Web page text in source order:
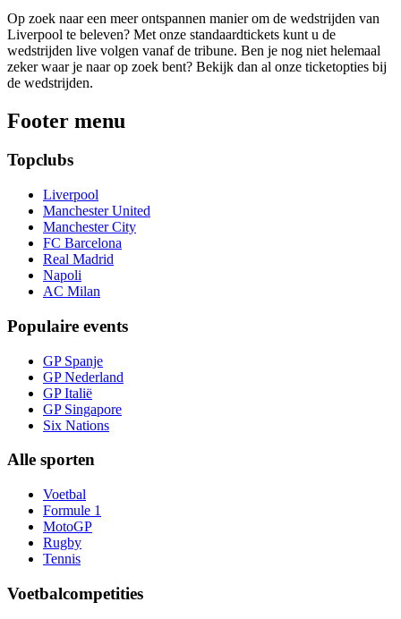
Op zoek naar een meer ontspannen manier om de wedstrijden van
Liverpool te beleven? Met onze standaardtickets kunt u de
wedstrijden live volgen vanaf de tribune. Ben je nog niet helemaal
zeker waar je naar op zoek bent? Bekijk dan al onze ticketopties bij
de wedstrijden.
Footer menu
Topclubs
Liverpool
Manchester United
Manchester City
FC Barcelona
Real Madrid
Napoli
AC Milan
Populaire events
GP Spanje
GP Nederland
GP Italië
GP Singapore
Six Nations
Alle sporten
Voetbal
Formule 1
MotoGP
Rugby
Tennis
Voetbalcompetities